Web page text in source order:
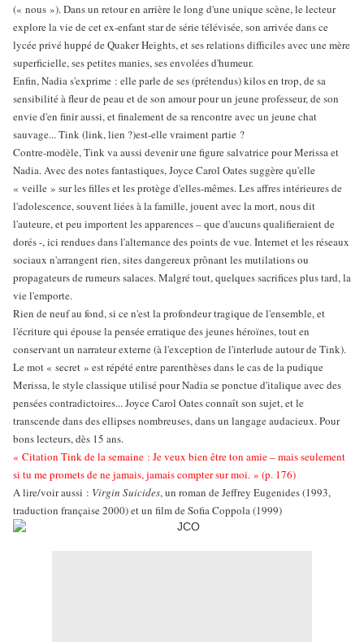
(« nous »). Dans un retour en arrière le long d'une unique scène, le lecteur
explore la vie de cet ex-enfant star de série télévisée, son arrivée dans ce
lycée privé huppé de Quaker Heights, et ses relations difficiles avec une mère
superficielle, ses petites manies, ses envolées d'humeur.
Enfin, Nadia s'exprime : elle parle de ses (prétendus) kilos en trop, de sa
sensibilité à fleur de peau et de son amour pour un jeune professeur, de son
envie d'en finir aussi, et finalement de sa rencontre avec un jeune chat
sauvage... Tink (link, lien ?)est-elle vraiment partie ?
Contre-modèle, Tink va aussi devenir une figure salvatrice pour Merissa et
Nadia. Avec des notes fantastiques, Joyce Carol Oates suggère qu'elle
« veille » sur les filles et les protège d'elles-mêmes. Les affres intérieures de
l'adolescence, souvent liées à la famille, jouent avec la mort, nous dit
l'auteure, et peu importent les apparences – que d'aucuns qualifieraient de
dorés -, ici rendues dans l'alternance des points de vue. Internet et les réseaux
sociaux n'arrangent rien, sites dangereux prônant les mutilations ou
propagateurs de rumeurs salaces. Malgré tout, quelques sacrifices plus tard, la
vie l'emporte.
Rien de neuf au fond, si ce n'est la profondeur tragique de l'ensemble, et
l'écriture qui épouse la pensée erratique des jeunes héroïnes, tout en
conservant un narrateur externe (à l'exception de l'interlude autour de Tink).
Le mot « secret » est répété entre parenthèses dans le cas de la pudique
Merissa, le style classique utilisé pour Nadia se ponctue d'italique avec des
pensées contradictoires... Joyce Carol Oates connaît son sujet, et le
transcende dans des ellipses nombreuses, dans un langage audacieux. Pour
bons lecteurs, dès 15 ans.
« Citation Tink de la semaine : Je veux bien être ton amie – mais seulement
si tu me promets de ne jamais, jamais compter sur moi. » (p. 176)
A lire/voir aussi : Virgin Suicides, un roman de Jeffrey Eugenides (1993,
traduction française 2000) et un film de Sofia Coppola (1999)